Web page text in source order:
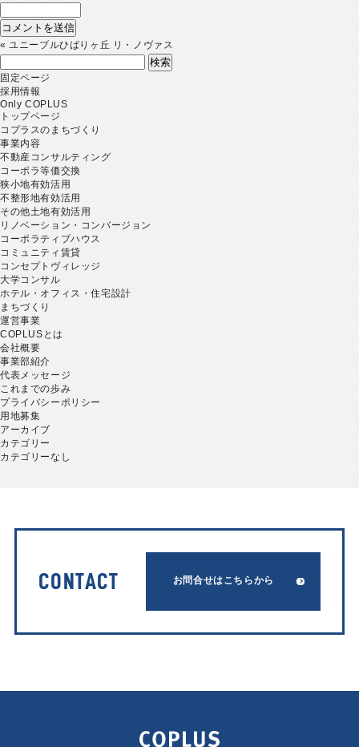
«ユニーブルひばりヶ丘 リ・ノヴァス
索:
固定ページ
採用情報
Only COPLUS
トップページ
コプラスのまちづくり
事業内容
不動産コンサルティング
コーポラ等価交換
狭小地有効活用
不整形地有効活用
その他土地有効活用
リノベーション・コンバージョン
コーポラティブハウス
コミュニティ賃貸
コンセプトヴィレッジ
大学コンサル
ホテル・オフィス・住宅設計
まちづくり
運営事業
COPLUSとは
会社概要
事業部紹介
代表メッセージ
これまでの歩み
プライバシーポリシー
用地募集
アーカイブ
カテゴリー
カテゴリーなし
CONTACT お問合せはこちらから